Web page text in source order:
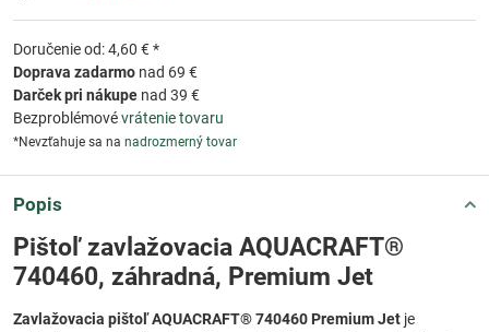
Doručenie od: 4,60 € *
Doprava zadarmo nad 69 €
Darček pri nákupe nad 39 €
Bezproblémovévrátenie tovaru
*Nevzťahuje sa na nadrozmerný tovar
Popis
Pištoľ zavlažovacia AQUACRAFT®
740460, záhradná, Premium Jet
Zavlažovacia pištoľ AQUACRAFT® 740460 Premium Jet je